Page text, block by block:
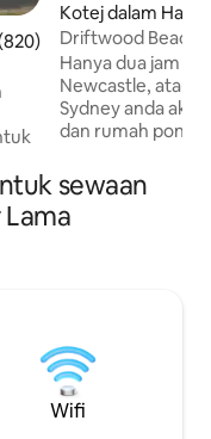
purata 4.96 daripada
Kotej dalam
Driftwood Beach
Hanya dua jam
Newcastle, atau
Sydney anda
dan rumah
menenangkan
kookaburra.
jadi, tetapi hanya
memancing
persembunyian
menawarkan
ketenangan yang
sewaan
Wifi